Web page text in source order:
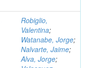
Robiglio,
Valentina;
Watanabe, Jorge;
Nalvarte, Jaime;
Alva, Jorge;